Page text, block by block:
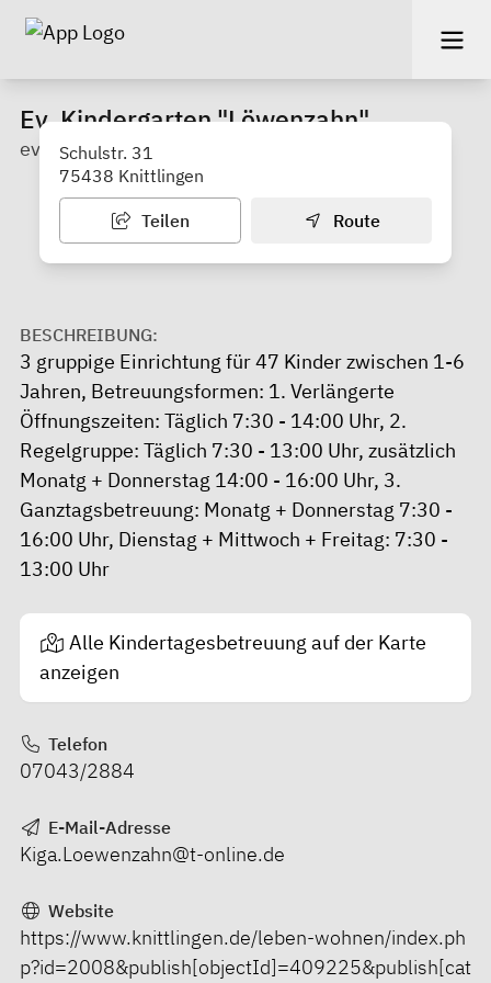
Ev. Kindergarten "Löwenzahn"
evangelisch
Schulstr. 31
75438 Knittlingen
Teilen Route
BESCHREIBUNG:
3 gruppige Einrichtung für 47 Kinder zwischen 1-6
Jahren, Betreuungsformen: 1. Verlängerte
Öffnungszeiten: Täglich 7:30 - 14:00 Uhr, 2.
Regelgruppe: Täglich 7:30 - 13:00 Uhr, zusätzlich
Monatg + Donnerstag 14:00 - 16:00 Uhr, 3.
Ganztagsbetreuung: Monatg + Donnerstag 7:30 -
16:00 Uhr, Dienstag + Mittwoch + Freitag: 7:30 -
13:00 Uhr
Alle Kindertagesbetreuung auf der Karte
anzeigen
Telefon
07043/2884
E-Mail-Adresse
Kiga.Loewenzahn@t-online.de
Website
https://www.knittlingen.de/leben-wohnen/index.ph
p?id=2008&publish[objectId]=409225&publish[cat